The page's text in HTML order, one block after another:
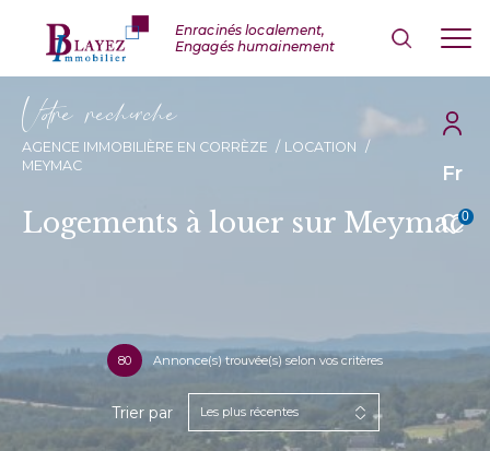
Fr
0
Vore recece
AGENCE IMMOBILIÈRE EN CORRÈZE
LOCATION
MEYMAC
Logements à louer sur Meymac
80 Annonce(s) trouvée(s) selon vos critères
Trier par Les plus récentes